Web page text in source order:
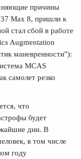
причины
Max 8, пришли к
стал сбой в работе
Augmentation
маневренности"):
MCAS
самолет резко
что
будет
дни. В
в том числе
году